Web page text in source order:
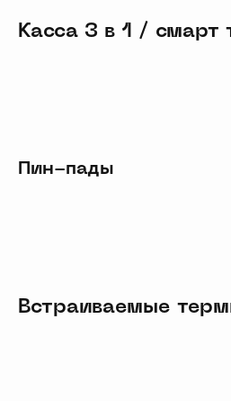
Касса 3 в 1 / смарт
Пин-пады
Встраиваемые